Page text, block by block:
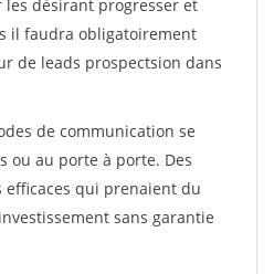
désirant progresser et
il faudra obligatoirement
de leads prospectsion dans
de communication se
ou au porte à porte. Des
qui prenaient du
sans garantie